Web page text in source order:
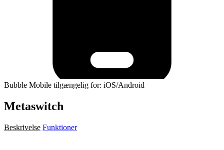
Bubble Mobile tilgængelig for: iOS/Android
Metaswitch
Beskrivelse Funktioner